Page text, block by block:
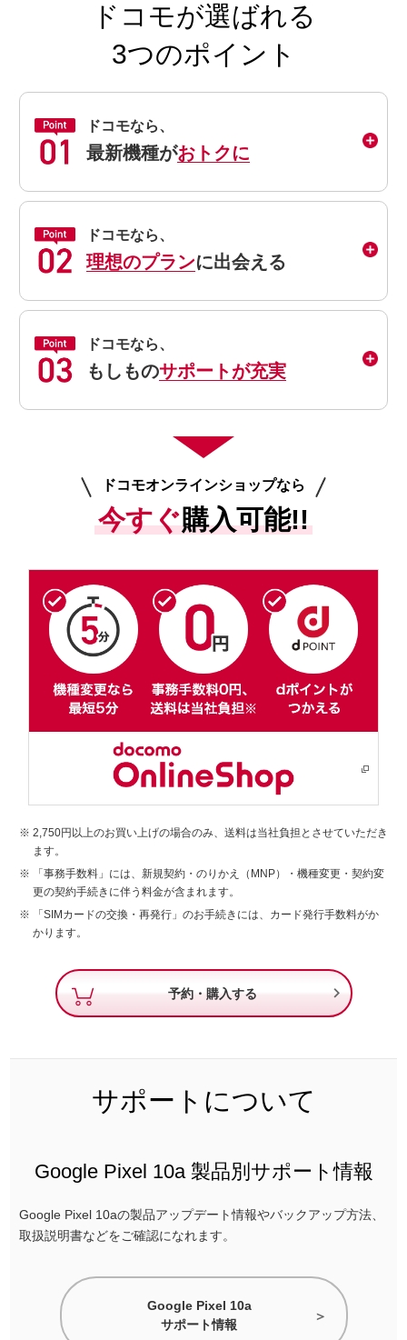
ドコモが選ばれる
3つのポイント
ドコモなら、
最新機種がおトクに
ドコモなら、
理想のプランに出会える
ドコモなら、
もしものサポートが充実
ドコモオンラインショップなら
今すぐ購入可能!!
2,750円以上のお買い上げの場合のみ、送料は当社負担とさせていただき
ます。
「事務手数料」には、新規契約・のりかえ（MNP）・機種変更・契約変
更の契約手続きに伴う料金が含まれます。
「SIMカードの交換・再発行」のお手続きには、カード発行手数料がか
かります。
予約・購入する 
サポートについて
Google Pixel 10a 製品別サポート情報
Google Pixel 10aの製品アップデート情報やバックアップ方法、
取扱説明書などをご確認になれます。
Google Pixel 10a
サポート情報